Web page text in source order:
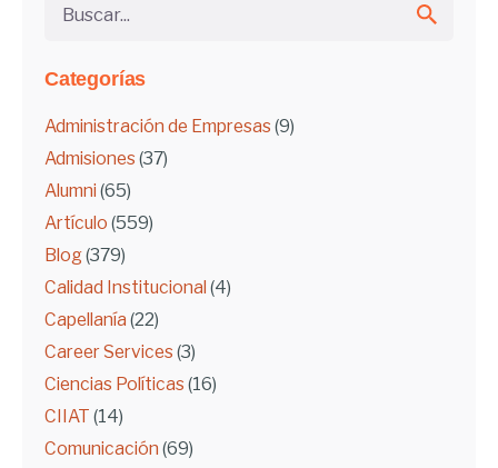
Categorías
Administración de Empresas (9)
Admisiones (37)
Alumni (65)
Artículo (559)
Blog(379)
Calidad Institucional (4)
Capellanía (22)
Career Services (3)
Ciencias Políticas (16)
CIIAT (14)
Comunicación (69)